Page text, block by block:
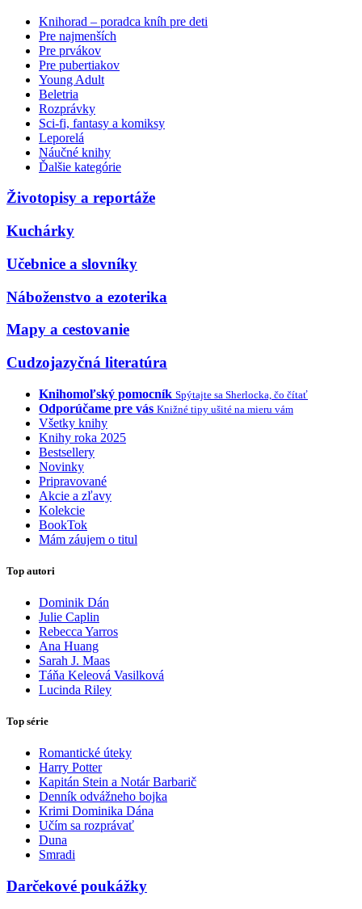
Knihorad – poradca kníh pre deti
Pre najmenších
Pre prvákov
Pre pubertiakov
Young Adult
Beletria
Rozprávky
Sci-fi, fantasy a komiksy
Leporelá
Náučné knihy
Ďalšie kategórie
Životopisy a reportáže
Kuchárky
Učebnice a slovníky
Náboženstvo a ezoterika
Mapy a cestovanie
Cudzojazyčná literatúra
Knihomoľský pomocník Spýtajte sa Sherlocka, čo čítať
Odporúčame pre vás Knižné tipy ušité na mieru vám
Všetky knihy
Knihy roka 2025
Bestsellery
Novinky
Pripravované
Akcie a zľavy
Kolekcie
BookTok
Mám záujem o titul
Top autori
Dominik Dán
Julie Caplin
Rebecca Yarros
Ana Huang
Sarah J. Maas
Táňa Keleová Vasilková
Lucinda Riley
Top série
Romantické úteky
Harry Potter
Kapitán Stein a Notár Barbarič
Denník odvážneho bojka
Krimi Dominika Dána
Učím sa rozprávať
Duna
Smradi
Darčekové poukážky